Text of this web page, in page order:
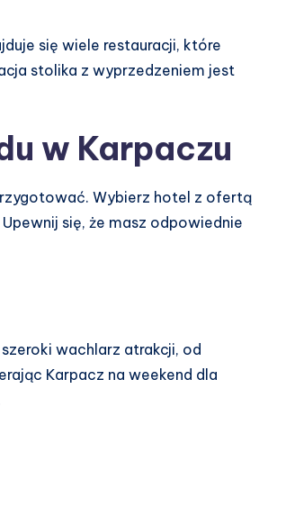
się wiele restauracji, które
stolika z wyprzedzeniem jest
w Karpaczu
Wybierz hotel z ofertą
się, że masz odpowiednie
wachlarz atrakcji, od
Karpacz na weekend dla